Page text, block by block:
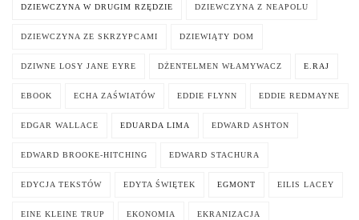
DZIEWCZYNA W DRUGIM RZĘDZIE DZIEWCZYNA Z NEAPOLU
DZIEWCZYNA ZE SKRZYPCAMI DZIEWIĄTY DOM
DZIWNE LOSY JANE EYRE DŻENTELMEN WŁAMYWACZ E.RAJ
EBOOK ECHA ZAŚWIATÓW EDDIE FLYNN EDDIE REDMAYNE
EDGAR WALLACE EDUARDA LIMA EDWARD ASHTON
EDWARD BROOKE-HITCHING EDWARD STACHURA
EDYCJA TEKSTÓW EDYTA ŚWIĘTEK EGMONT EILIS LACEY
EINE KLEINE TRUP EKONOMIA EKRANIZACJA